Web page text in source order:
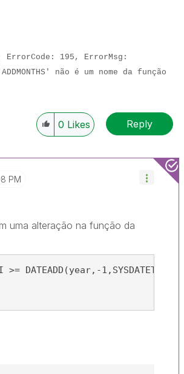
195, ErrorMsg:
não é um nome da função
0 Likes Reply
PM
uma alteração na função da
>= DATEADD(year,-1,SYSDATETIME())